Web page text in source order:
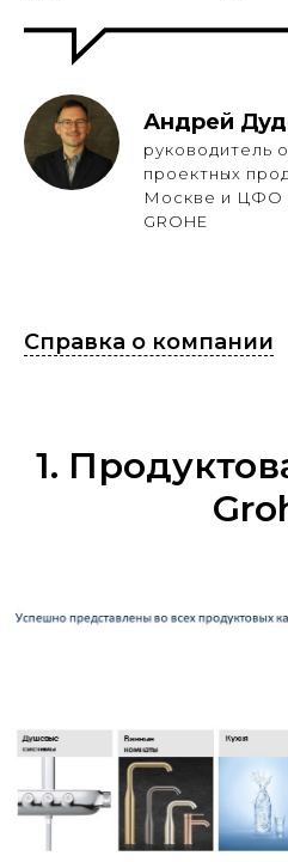
Андрей
руководитель
проектных
Москве и ЦФО
GROHE
Справка о компании
1.